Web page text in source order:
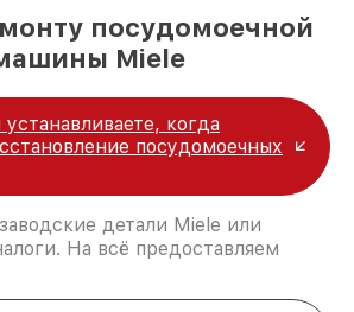
повышая уровень доверия
клиентов.
посудомоечной
Miele
когда
посудомоечных
детали Miele или
На всё предоставляем